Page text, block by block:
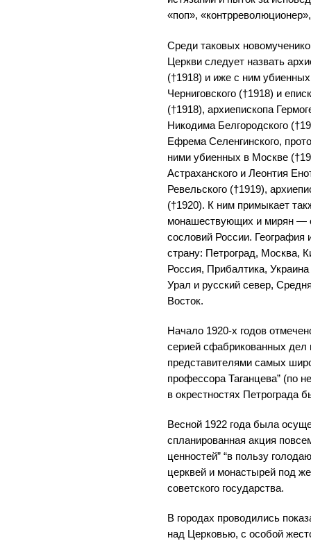
«поп»,
Среди таковых
Церкви следует назвать
(†1918) и иже с ним
Черниговского (†1918) и
(†1918), архиепископа
Никодима Белгородского
Ефрема Селенгинского,
ними убиенных в Москве
Астраханского и Леонтия
Ревельского (†1919),
(†1920). К ним примыкает
монашествующих и мирян —
сословий России. География
страну: Петроград, Москва,
Россия, Прибалтика,
Урал и русский север,
Восток.
Начало 1920-х годов
серией сфабрикованных дел
представителями самых
профессора Таганцева” (по
в окрестностях Петрограда
Весной 1922 года была
спланированная акция
ценностей” “в пользу
церквей и монастырей под
советского государства.
В городах проводились
над Церковью, с особой